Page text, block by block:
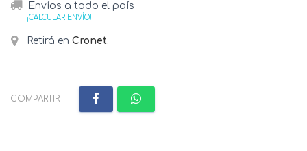
Envíos a todo el país
¡CALCULAR ENVÍO!
Retirá en Cronet.
COMPARTIR: